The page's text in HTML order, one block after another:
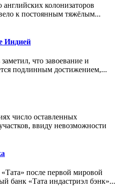
английских колонизаторов
к постоянным тяжёлым...
Индией
что завоевание и
подлинным достижением,...
число оставленных
ввиду невозможности
после первой мировой
банк «Тата индастриэл бэнк»...